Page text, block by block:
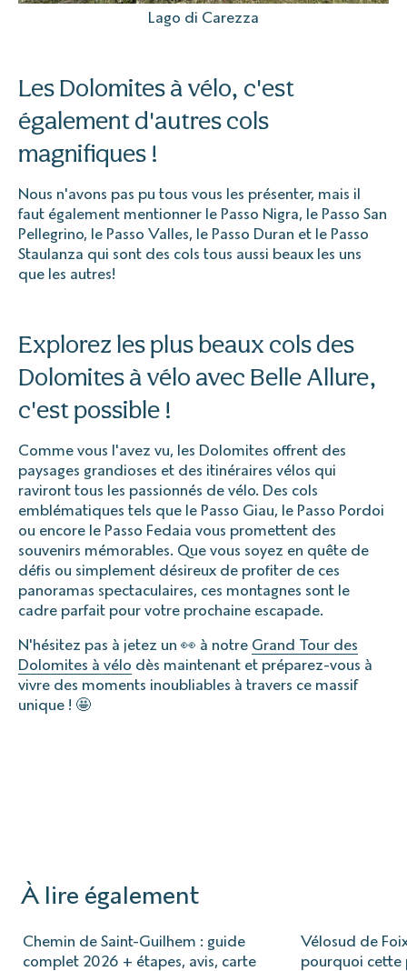
Lago di Carezza
Les Dolomites à vélo, c'est
également d'autres cols
magnifiques !
Nous n'avons pas pu tous vous les présenter, mais il
faut également mentionner le Passo Nigra, le Passo San
Pellegrino, le Passo Valles, le Passo Duran et le Passo
Staulanza qui sont des cols tous aussi beaux les uns
que les autres!
Explorez les plus beaux cols des
Dolomites à vélo avec Belle Allure,
c'est possible !
Comme vous l'avez vu, les Dolomites offrent des
paysages grandioses et des itinéraires vélos qui
raviront tous les passionnés de vélo. Des cols
emblématiques tels que le Passo Giau, le Passo Pordoi
ou encore le Passo Fedaia vous promettent des
souvenirs mémorables. Que vous soyez en quête de
défis ou simplement désireux de profiter de ces
panoramas spectaculaires, ces montagnes sont le
cadre parfait pour votre prochaine escapade.
N'hésitez pas à jetez un 👀 à notre Grand Tour des
Dolomites à vélo dès maintenant et préparez-vous à
vivre des moments inoubliables à travers ce massif
unique ! 🤩
À lire également
Chemin de Saint-Guilhem : guide
complet 2026 + étapes, avis, carte
Vélosud de
pourquoi cette